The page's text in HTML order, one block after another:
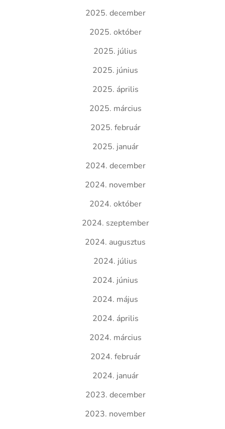
2025. december
2025. október
2025. július
2025. június
2025. április
2025. március
2025. február
2025. január
2024. december
2024. november
2024. október
2024. szeptember
2024. augusztus
2024. július
2024. június
2024. május
2024. április
2024. március
2024. február
2024. január
2023. december
2023. november